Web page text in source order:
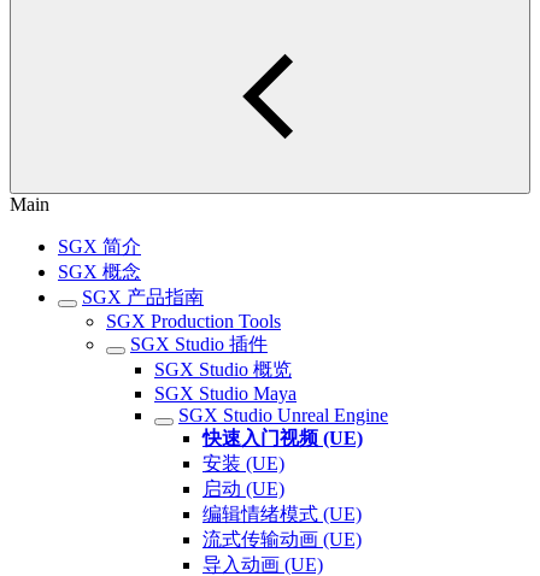
Main
SGX 简介
SGX 概念
SGX 产品指南
SGX Production Tools
SGX Studio 插件
SGX Studio 概览
SGX Studio Maya
SGX Studio Unreal Engine
快速入门视频 (UE)
安装 (UE)
启动 (UE)
编辑情绪模式 (UE)
流式传输动画 (UE)
导入动画 (UE)